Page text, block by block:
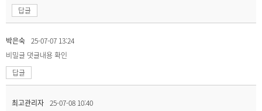
답글
박은숙 25-07-07 13:24
비밀글 댓글내용 확인
답글
최고관리자 25-07-08 10:40